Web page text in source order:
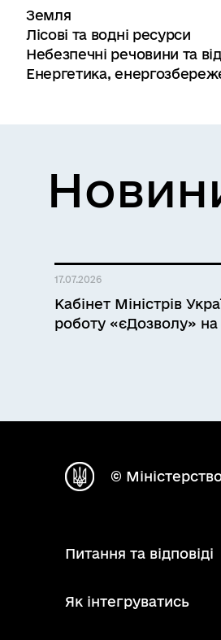
Земля
Лісові та водні ресурси
Небезпечні речовини та
Енергетика,
17.07.2026
Кабінет Міністрів
роботу «єДозволу» на
©
Питання та відповіді
Як інтегруватись